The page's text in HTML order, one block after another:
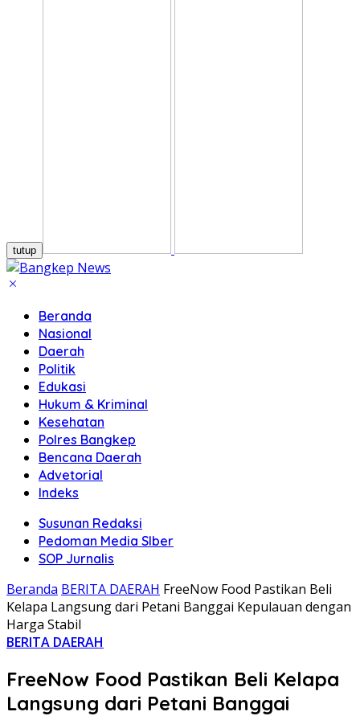
tutup
Beranda
Nasional
Daerah
Politik
Edukasi
Hukum & Kriminal
Kesehatan
Polres Bangkep
Bencana Daerah
Advetorial
Indeks
Susunan Redaksi
Pedoman Media SIber
SOP Jurnalis
Beranda BERITA DAERAH FreeNow Food Pastikan Beli
Kelapa Langsung dari Petani Banggai Kepulauan dengan
Harga Stabil
BERITA DAERAH
FreeNow Food Pastikan Beli Kelapa
Langsung dari Petani Banggai